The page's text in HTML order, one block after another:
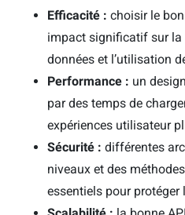
Efficacité : choisir le
impact significatif sur la
données et l’utilisation
Performance : un
par des temps de
expériences utilisateur
Sécurité : différentes
niveaux et des
essentiels pour protéger